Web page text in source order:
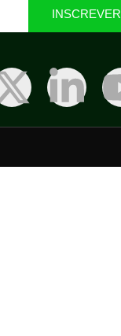
INSCREVER